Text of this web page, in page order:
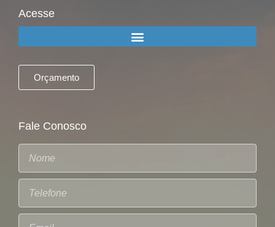
Acesse
Orçamento
Fale Conosco